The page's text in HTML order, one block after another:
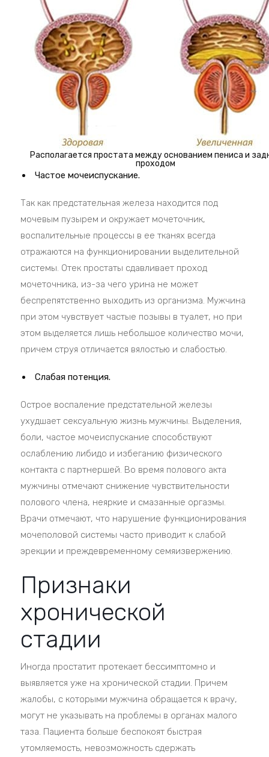
Располагается простата между основанием пениса и
проходом
Частое мочеиспускание.
Так как предстательная железа находится под
мочевым пузырем и окружает мочеточник,
воспалительные процессы в ее тканях всегда
отражаются на функционировании выделительной
системы. Отек простаты сдавливает проход
мочеточника, из-за чего урина не может
беспрепятственно выходить из организма. Мужчина
при этом чувствует частые позывы в туалет, но при
этом выделяется лишь небольшое количество мочи,
причем струя отличается вялостью и слабостью.
Слабая потенция.
Острое воспаление предстательной железы
ухудшает сексуальную жизнь мужчины. Выделения,
боли, частое мочеиспускание способствуют
ослаблению либидо и избеганию физического
контакта с партнершей. Во время полового акта
мужчины отмечают снижение чувствительности
полового члена, неяркие и смазанные оргазмы.
Врачи отмечают, что нарушение функционирования
мочеполовой системы часто приводит к слабой
эрекции и преждевременному семяизвержению.
Признаки
хронической
стадии
Иногда простатит протекает бессимптомно и
выявляется уже на хронической стадии. Причем
жалобы, с которыми мужчина обращается к врачу,
могут не указывать на проблемы в органах малого
таза. Пациента больше беспокоят быстрая
утомляемость, невозможность сдержать